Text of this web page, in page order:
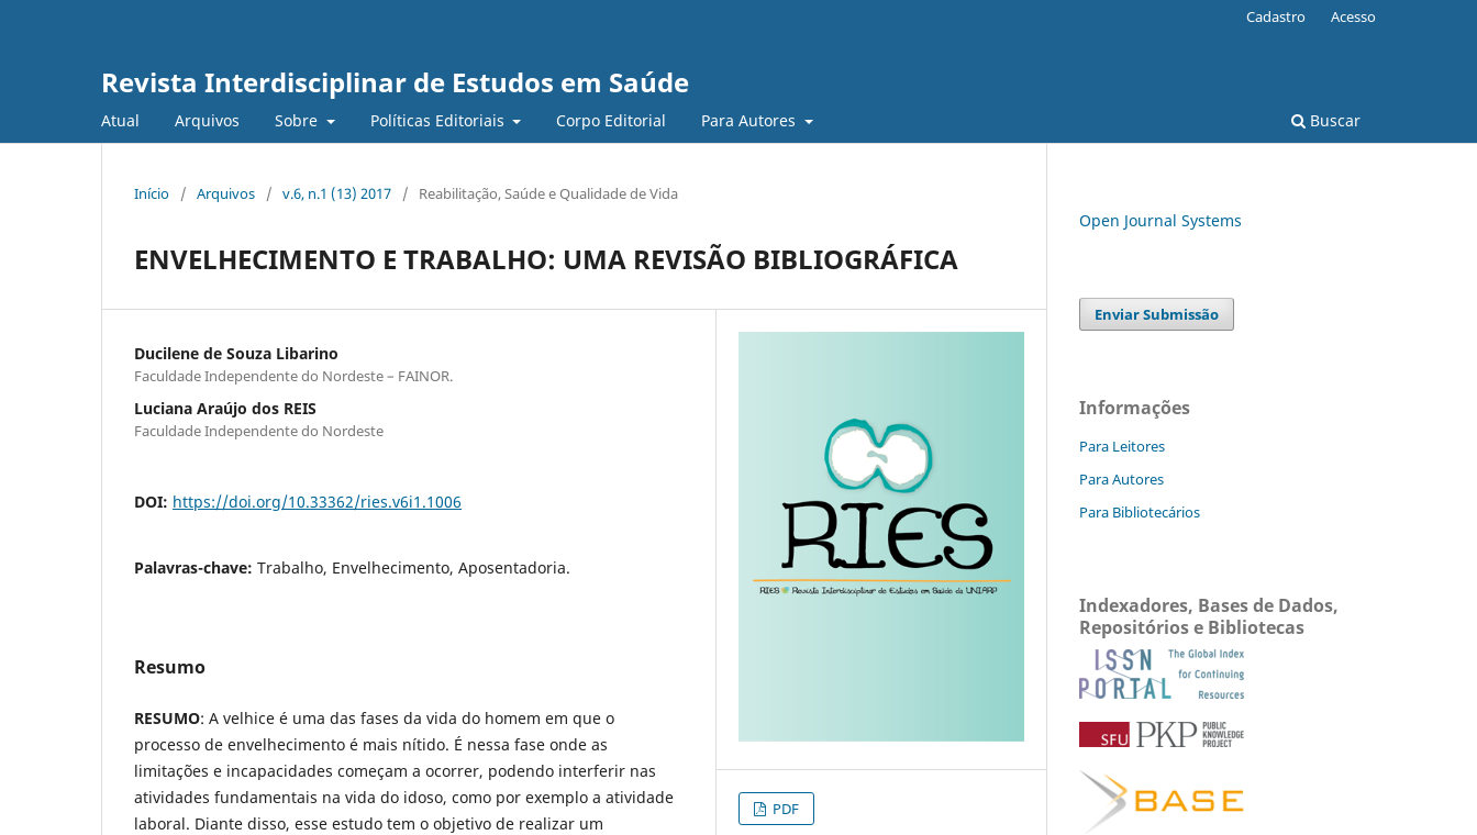
Revista Interdisciplinar de Estudos em Saúde
Atual Arquivos Sobre Políticas Editoriais Corpo Editorial Para Autores Buscar
Cadastro Acesso
Início / Arquivos / v.6, n.1 (13) 2017 / Reabilitação, Saúde e Qualidade de Vida
ENVELHECIMENTO E TRABALHO: UMA REVISÃO BIBLIOGRÁFICA
Ducilene de Souza Libarino
Faculdade Independente do Nordeste – FAINOR.
Luciana Araújo dos REIS
Faculdade Independente do Nordeste
DOI: https://doi.org/10.33362/ries.v6i1.1006
Palavras-chave: Trabalho, Envelhecimento, Aposentadoria.
Resumo
RESUMO: A velhice é uma das fases da vida do homem em que o
processo de envelhecimento é mais nítido. É nessa fase onde as
limitações e incapacidades começam a ocorrer, podendo interferir nas
atividades fundamentais na vida do idoso, como por exemplo a atividade
laboral. Diante disso, esse estudo tem o objetivo de realizar um
PDF
Open Journal Systems
Enviar Submissão
Informações
Para Leitores
Para Autores
Para Bibliotecários
Indexadores, Bases de Dados,
Repositórios e Bibliotecas